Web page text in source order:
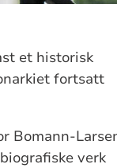
et historisk
fortsatt
Bomann-
verk